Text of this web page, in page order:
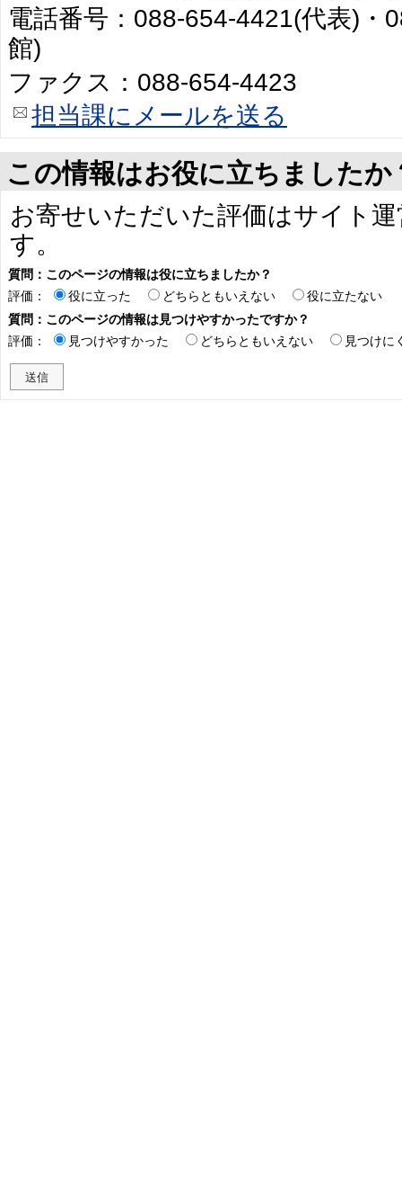
電話番号：088-654-4421(代表)・
館)
ファクス：088-654-4423
担当課にメールを送る
この情報はお役に立ちましたか
お寄せいただいた評価はサイト
す。
質問：このページの情報は役に立ちましたか？
評価：
役に立った どちらともいえない
役に立たない
質問：このページの情報は見つけやすかったですか？
評価：
見つけやすかった どちらともいえない 見つけに